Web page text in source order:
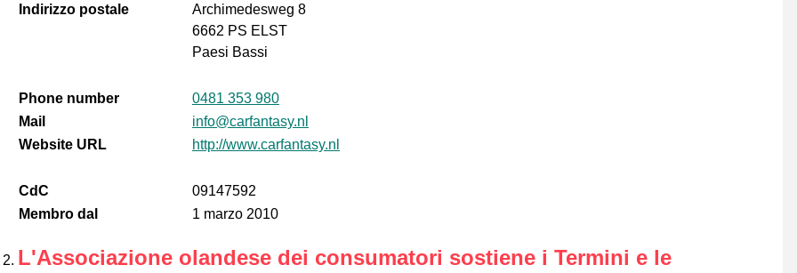
Indirizzo postale
Archimedesweg 8
6662 PS ELST
Paesi Bassi
Phone number
0481 353 980
Mail
info@carfantasy.nl
Website URL
http://www.carfantasy.nl
CdC
09147592
Membro dal
1 marzo 2010
L'Associazione olandese dei consumatori sostiene i Termini e le